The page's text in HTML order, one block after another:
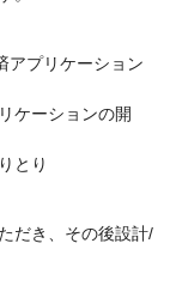
アプリケーション
ケーションの開
とり
だき、その後設計/